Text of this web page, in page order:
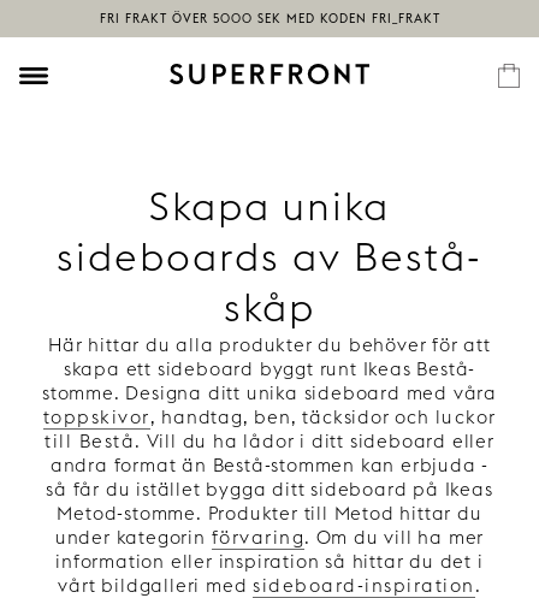
Skapa unika
sideboards av Bestå-
skåp
Här hittar du alla produkter du behöver för att
skapa ett sideboard byggt runt Ikeas Bestå-
stomme. Designa ditt unika sideboard med våra
toppskivor, handtag, ben, täcksidor och luckor
till Bestå. Vill du ha lådor i ditt sideboard eller
andra format än Bestå-stommen kan erbjuda -
så får du istället bygga ditt sideboard på Ikeas
Metod-stomme. Produkter till Metod hittar du
under kategorin förvaring. Om du vill ha mer
information eller inspiration så hittar du det i
vårt bildgalleri medsideboard-inspiration .